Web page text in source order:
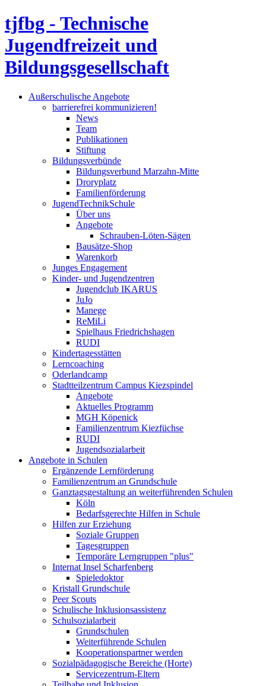
tjfbg - Technische
Jugendfreizeit und
Bildungsgesellschaft
Außerschulische Angebote
barrierefrei kommunizieren!
News
Team
Publikationen
Stiftung
Bildungsverbünde
Bildungsverbund Marzahn-Mitte
Droryplatz
Familienförderung
JugendTechnikSchule
Über uns
Angebote
Schrauben-Löten-Sägen
Bausätze-Shop
Warenkorb
Junges Engagement
Kinder- und Jugendzentren
Jugendclub IKARUS
JuJo
Manege
ReMiLi
Spielhaus Friedrichshagen
RUDI
Kindertagesstätten
Lerncoaching
Oderlandcamp
Stadtteilzentrum Campus Kiezspindel
Angebote
Aktuelles Programm
MGH Köpenick
Familienzentrum Kiezfüchse
RUDI
Jugendsozialarbeit
Angebote in Schulen
Ergänzende Lernförderung
Familienzentrum an Grundschule
Ganztagsgestaltung an weiterführenden Schulen
Köln
Bedarfsgerechte Hilfen in Schule
Hilfen zur Erziehung
Soziale Gruppen
Tagesgruppen
Temporäre Lerngruppen "plus"
Internat Insel Scharfenberg
Spieledoktor
Kristall Grundschule
Peer Scouts
Schulische Inklusionsassistenz
Schulsozialarbeit
Grundschulen
Weiterführende Schulen
Kooperationspartner werden
Sozialpädagogische Bereiche (Horte)
Servicezentrum-Eltern